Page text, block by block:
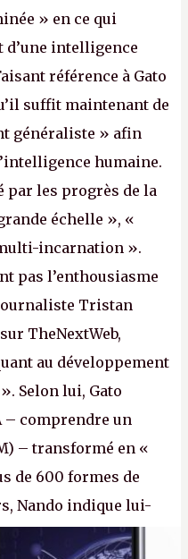
» en ce qui
d’une intelligence
référence à Gato
suffit maintenant de
généraliste » afin
humaine.
par les progrès de la
échelle », «
incarnation ».
pas l’enthousiasme
Tristan
TheNextWeb,
au développement
Selon lui, Gato
– comprendre un
– transformé en «
de 600 formes de
Nando indique lui-
journaliste Alex